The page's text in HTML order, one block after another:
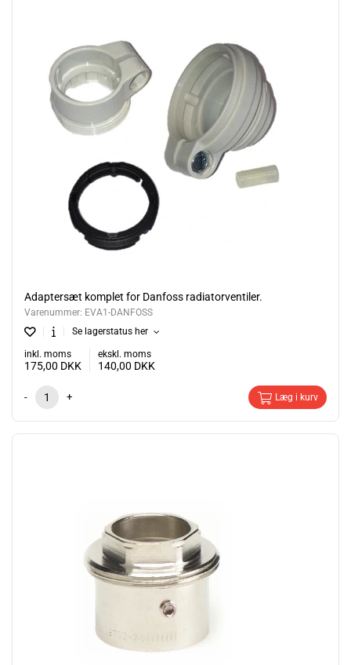
Adaptersæt komplet for Danfoss radiatorventiler.
Varenummer: EVA1-DANFOSS
Se lagerstatus her
inkl. moms
175,00 DKK
ekskl. moms
140,00 DKK
- + Læg i kurv